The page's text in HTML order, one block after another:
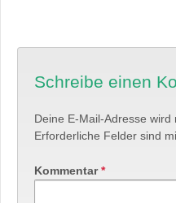
Schreibe einen
Deine E-Mail-Adresse wird
Erforderliche Felder sind
Kommentar*